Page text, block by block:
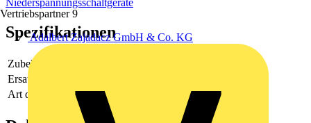
Vertriebspartner 9
Adalbert Zajadacz GmbH & Co. KG
Niederspannungsschaltgeräte
Spezifikationen
Zubehör
Ersatzteil
Art des Zubehörs/Ersatzteils